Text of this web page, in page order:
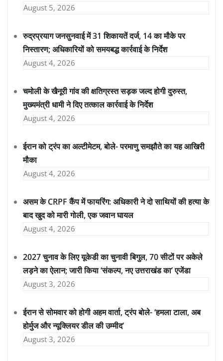
August 5, 2026
रुद्रप्रयाग जनसुनवाई में 31 शिकायतें दर्ज, 14 का मौके पर
निस्तारण; अधिकारियों को समयबद्ध कार्रवाई के निर्देश
August 4, 2026
चमोली के खैनूरी गांव की क्षतिग्रस्त सड़क जल्द होगी दुरुस्त,
मुख्यमंत्री धामी ने दिए तत्काल कार्रवाई के निर्देश
August 4, 2026
ईरान को ट्रंप का अल्टीमेटम, बोले- परमाणु समझौते का यह आखिरी
मौका
August 4, 2026
असम के CRPF कैंप में फायरिंग: अधिकारी ने दो साथियों की हत्या के
बाद खुद को मारी गोली, एक जवान घायल
August 4, 2026
2027 चुनाव के लिए यूकेडी का चुनावी बिगुल, 70 सीटों पर अकेले
लड़ने का ऐलान; जारी किया ‘संकल्प, नए उत्तराखंड का’ एजेंडा
August 3, 2026
ईरान से सोमवार को होगी अहम वार्ता, ट्रंप बोले- ‘हमला टाला, अब
होर्मुज और न्यूक्लियर डील की उम्मीद’
August 3, 2026